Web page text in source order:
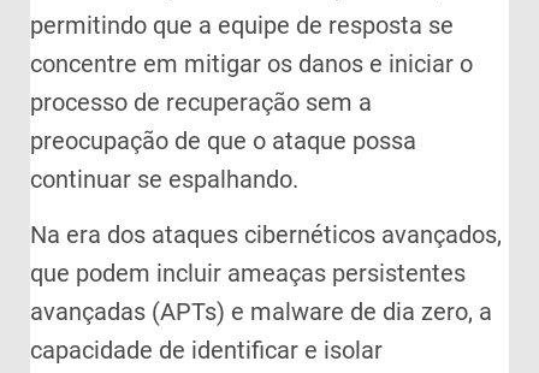
permitindo que a equipe de resposta se
concentre em mitigar os danos e iniciar o
processo de recuperação sem a
preocupação de que o ataque possa
continuar se espalhando.
Na era dos ataques cibernéticos avançados,
que podem incluir ameaças persistentes
avançadas (APTs) e malware de dia zero, a
capacidade de identificar e isolar